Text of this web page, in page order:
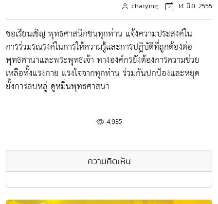
chaiying 14 มิ.ย. 2555
ขอเรียนเชิญ พุทธศาสนิกชนทุกท่าน แจ้งความประสงค์ใน
การร่วมรณรงค์ในการให้ความรู้และการปฏิบัติที่ถูกต้องต่อ
พุทธศานาและพระพุทธเจ้า ทางองค์กรยังต้องการความช่วย
เหลือทั้งแรงกาย แรงใจจากทุกท่่าน ร่วมกันปกป้องและหยุด
ยั้งการลบหลู่ ดูหมิ่นพุทธศาสนา
4,935
ความคิดเห็น